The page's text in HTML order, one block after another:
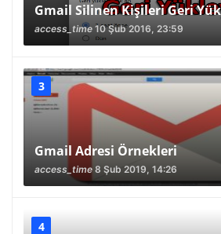
Gmail Silinen Kişileri Geri
access_time 10 Şub 2016, 23:59
Gmail Adresi Örnekleri
access_time 8 Şub 2019, 14:26